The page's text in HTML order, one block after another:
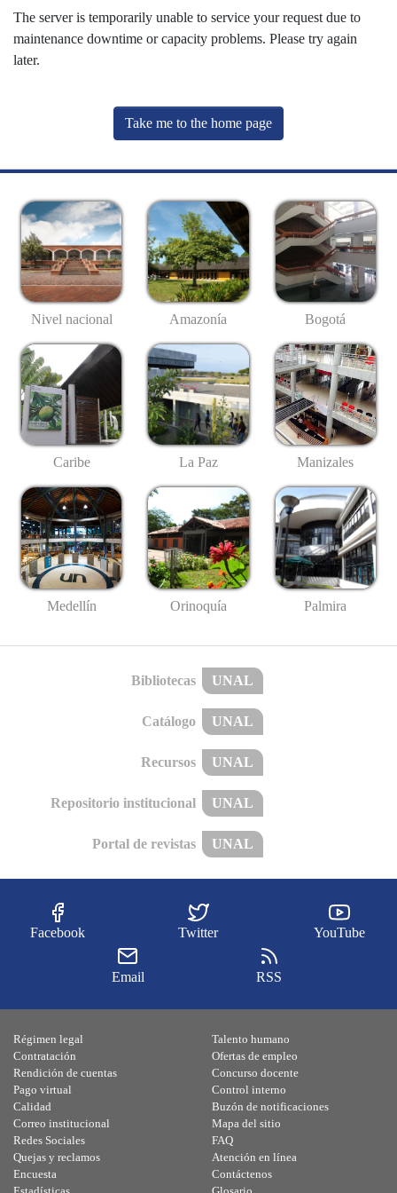
The server is temporarily unable to service your request due to
maintenance downtime or capacity problems. Please try again
later.
Take me to the home page
Nivel nacional Amazonía Bogotá
Caribe La Paz Manizales
Medellín Orinoquía Palmira
Bibliotecas UNAL
Catálogo UNAL
Recursos UNAL
Repositorio institucional UNAL
Portal de revistas UNAL
Facebook Twitter YouTube
Email RSS
Régimen legal
Contratación
Rendición de cuentas
Pago virtual
Calidad
Talento humano
Ofertas de empleo
Concurso docente
Control interno
Buzón de notificaciones
Correo institucional
Redes Sociales
Quejas y reclamos
Encuesta
Mapa del sitio
FAQ
Atención en línea
Contáctenos